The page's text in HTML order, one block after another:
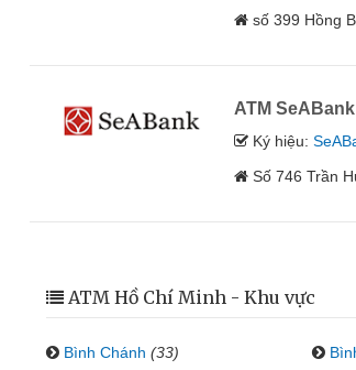
số 399 Hồng
ATM
Ký hiệu:
Số 746 Trần
ATM Hồ Chí Minh - Khu vực
Bình Chánh (33)